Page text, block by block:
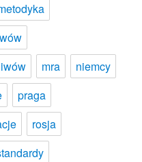
mra
niemcy
praga
rosja